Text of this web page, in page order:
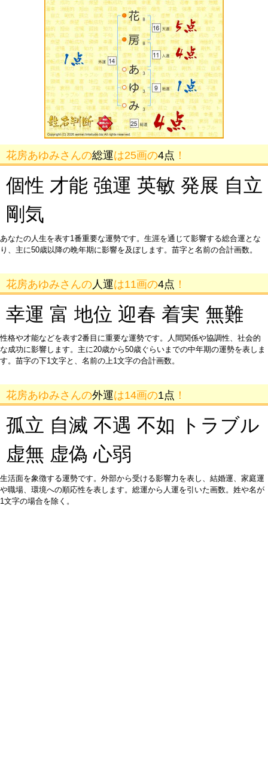
花房あゆみさんの総運は25画の4点 ！
個性 才能 強運 英敏 発展 自立
剛気
あなたの人生を表す1番重要な運勢です。生涯を通じて影響する総合運とな
り、主に50歳以降の晩年期に影響を及ぼします。苗字と名前の合計画数。
花房あゆみさんの 人運は11画の4点 ！
幸運 富 地位 迎春 着実 無難
性格や才能などを表す2番目に重要な運勢です。人間関係や協調性、社会的
な成功に影響します。主に20歳から50歳ぐらいまでの中年期の運勢を表しま
す。苗字の下1文字と、名前の上1文字の合計画数。
花房あゆみさんの外運は14画の1点 ！
孤立 自滅 不遇 不如 トラブル
虚無 虚偽 心弱
生活面を象徴する運勢です。外部から受ける影響力を表し、結婚運、家庭運
や職場、環境への順応性を表します。総運から人運を引いた画数。姓や名が
1文字の場合を除く。